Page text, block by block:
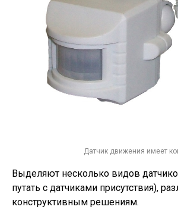
Датчик движения имеет
Выделяют несколько видов
путать с датчиками присутствия),
конструктивным решениям.